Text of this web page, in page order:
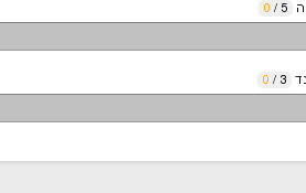
5
/
0
3
/
0